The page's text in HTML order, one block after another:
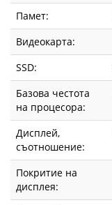
Памет:
Видеокарта:
SSD:
Базова честота
на процесора:
Дисплей,
съотношение:
Покритие на
дисплея: